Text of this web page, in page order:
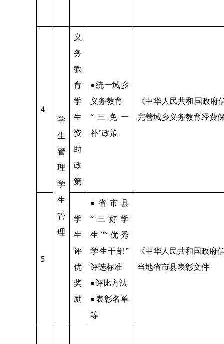
4
学
生
管
理
学
生
管
理
义
务
教
育
学
生
资
助
政
策
●统一城乡
义务教育
“三免一
补”政策
《中华人民共和国政
完善城乡义务教育经费
5
学
生
评
优
奖
励
●省市县
“三好学
生”“优秀
学生干部”
评选标准
●评比方法
●表彰名单
等
《中华人民共和国政府
当地省市县表彰文件